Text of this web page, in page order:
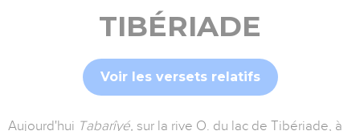
TIBÉRIADE
Voir les versets relatifs
Aujourd'hui Tabarîyé, sur la rive O. du lac de Tibériade, à